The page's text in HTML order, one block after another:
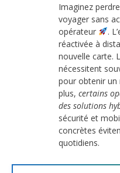
Imaginez
voyager sans
opérateur
.
réactivée à
nouvelle carte.
nécessitent
pour obtenir un
plus, certains
des solutions
sécurité et
concrètes
quotidiens.